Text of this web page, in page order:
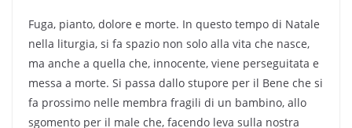
Fuga, pianto, dolore e morte. In questo tempo di Natale
nella liturgia, si fa spazio non solo alla vita che nasce,
ma anche a quella che, innocente, viene perseguitata e
messa a morte. Si passa dallo stupore per il Bene che si
fa prossimo nelle membra fragili di un bambino, allo
sgomento per il male che, facendo leva sulla nostra